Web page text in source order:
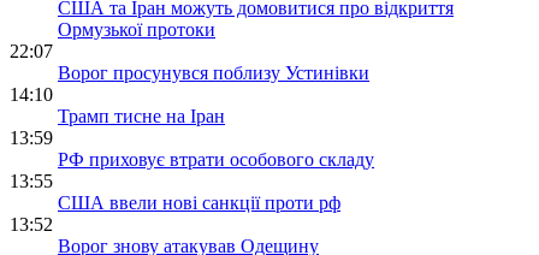
США та Іран можуть домовитися про відкриття
Ормузької протоки
22:07
Ворог просунувся поблизу Устинівки
14:10
Трамп тисне на Іран
13:59
РФ приховує втрати особового складу
13:55
США ввели нові санкції проти рф
13:52
Ворог знову атакував Одещину